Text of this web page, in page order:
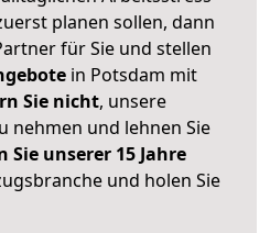
planen sollen, dann
für Sie und stellen
in Potsdam mit
Sie nicht, unsere
nehmen und lehnen Sie
Sie unserer 15 Jahre
und holen Sie